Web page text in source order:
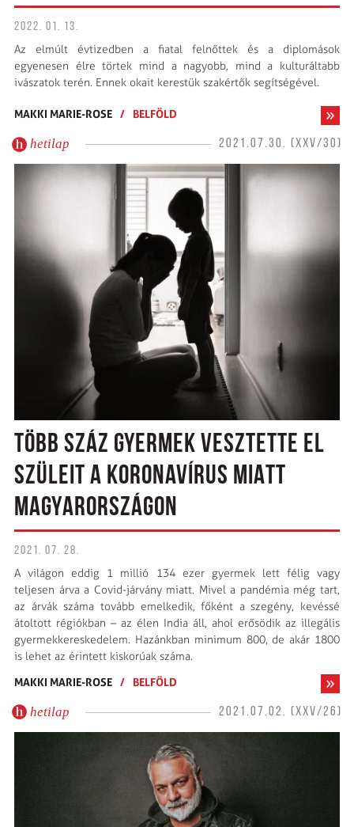
2022. 01. 13.
Az elmúlt évtizedben a fiatal felnőttek és a diplomások
egyenesen élre törtek mind a nagyobb, mind a kulturáltabb
ivászatok terén. Ennek okait kerestük szakértők segítségével.
MAKKI MARIE-ROSE / BELFÖLD
hetilap 2021.07.30. (XXV/30)
TÖBB SZÁZ GYERMEK VESZTETTE EL
SZÜLEIT A KORONAVÍRUS MIATT
MAGYARORSZÁGON
2021. 07. 28.
A világon eddig 1 millió 134 ezer gyermek lett félig vagy
teljesen árva a Covid-járvány miatt. Mivel a pandémia még tart,
az árvák száma tovább emelkedik, főként a szegény, kevéssé
átoltott régiókban – az élen India áll, ahol erősödik az illegális
gyermekkereskedelem. Hazánkban minimum 800, de akár 1800
is lehet az érintett kiskorúak száma.
MAKKI MARIE-ROSE / BELFÖLD
hetilap 2021.07.02. (XXV/26)